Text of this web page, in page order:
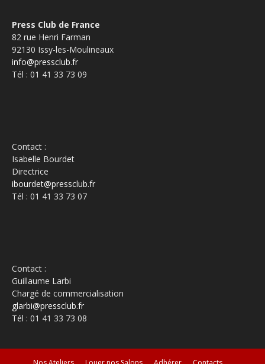
Press Club de France
82 rue Henri Farman
92130 Issy-les-Moulineaux
info@pressclub.fr
Tél : 01 41 33 73 09
Contact :
Isabelle Bourdet
Directrice
ibourdet@pressclub.fr
Tél : 01 41 33 73 07
Contact :
Guillaume Larbi
Chargé de commercialisation
glarbi@pressclub.fr
Tél : 01 41 33 73 08